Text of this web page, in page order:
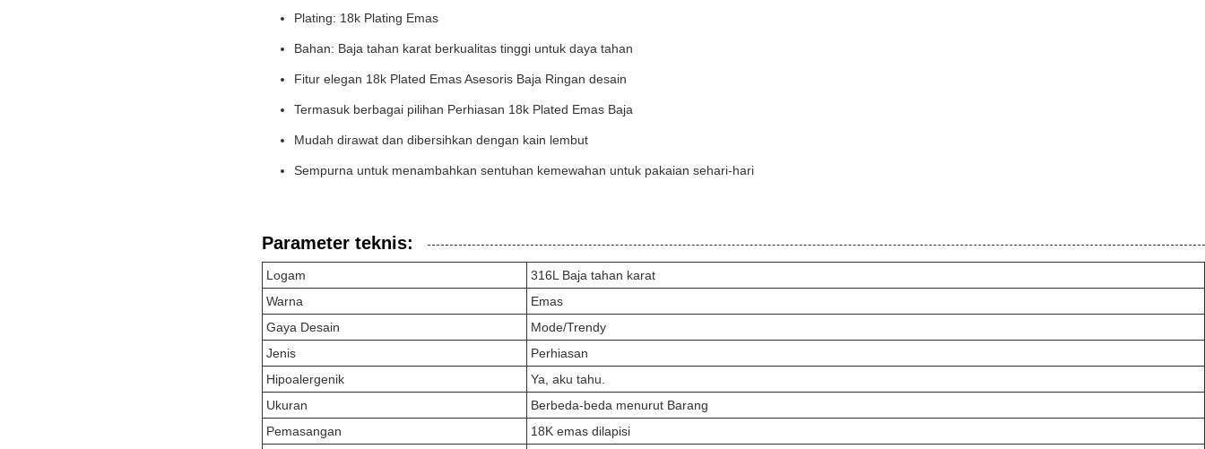
Plating: 18k Plating Emas
Bahan: Baja tahan karat berkualitas tinggi untuk daya tahan
Fitur elegan 18k Plated Emas Asesoris Baja Ringan desain
Termasuk berbagai pilihan Perhiasan 18k Plated Emas Baja
Mudah dirawat dan dibersihkan dengan kain lembut
Sempurna untuk menambahkan sentuhan kemewahan untuk pakaian sehari-hari
Parameter teknis:
Logam
316L Baja tahan karat
Warna
Emas
Gaya Desain
Mode/Trendy
Jenis
Perhiasan
Hipoalergenik
Ya, aku tahu.
Ukuran
Berbeda-beda menurut Barang
Pemasangan
18K emas dilapisi